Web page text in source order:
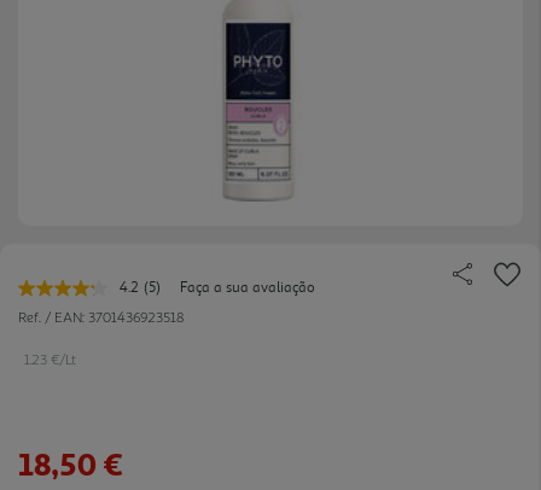
4.2 Leu
5
(5)
Faça a sua avaliação
Ref. / EAN: 3701436923518
1.23 €/Lt
18,50 €